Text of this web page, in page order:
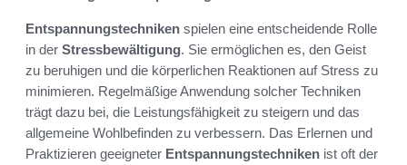
Entspannungstechniken spielen eine entscheidende Rolle
in der Stressbewältigung. Sie ermöglichen es, den Geist
zu beruhigen und die körperlichen Reaktionen auf Stress zu
minimieren. Regelmäßige Anwendung solcher Techniken
trägt dazu bei, die Leistungsfähigkeit zu steigern und das
allgemeine Wohlbefinden zu verbessern. Das Erlernen und
Praktizieren geeigneter Entspannungstechniken ist oft der